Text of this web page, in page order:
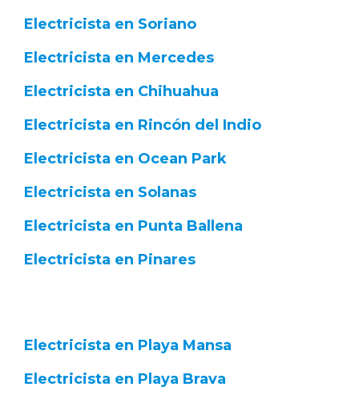
Electricista en Soriano
Electricista en Mercedes
Electricista en Chihuahua
Electricista en Rincón del Indio
Electricista en Ocean Park
Electricista en Solanas
Electricista en Punta Ballena
Electricista en Pinares
Electricista en Playa Mansa
Electricista en Playa Brava